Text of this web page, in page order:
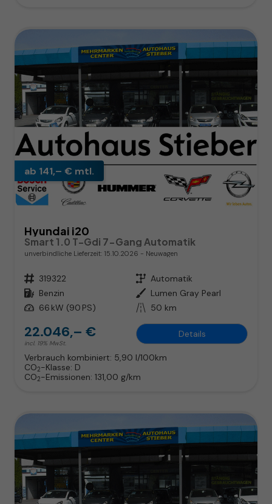
ab 141,– € mtl.
Hyundai i20
Smart 1.0 T-Gdi 7-Gang Automatik
unverbindliche Lieferzeit: 15.10.2026 Neuwagen
Fahrzeugnr. 319322 Getriebe Automatik
Kraftstoff Benzin Außenfarbe Lumen Gray Pearl
Leistung 66 kW (90 PS) Kilometerstand 50 km
22.046,– €
incl. 19% MwSt.
Details
Verbrauch kombiniert: 5,90 l/100km
CO2-Klasse: D
CO2-Emissionen: 131,00 g/km